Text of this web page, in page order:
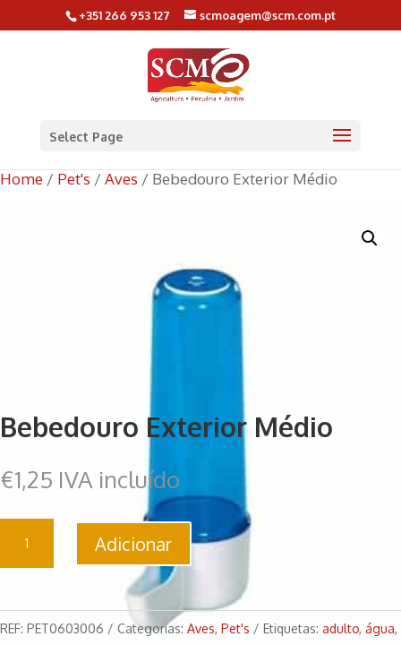
+351 266 953 127 scmoagem@scm.com.pt
Select Page
Home / Pet's / Aves / Bebedouro Exterior Médio
Bebedouro Exterior Médio
€1,25 IVA incluído
Quantidade
Exterior
Médio
Adicionar
REF: PET0603006 Categorias: Aves, Pet's Etiquetas: adulto, água,